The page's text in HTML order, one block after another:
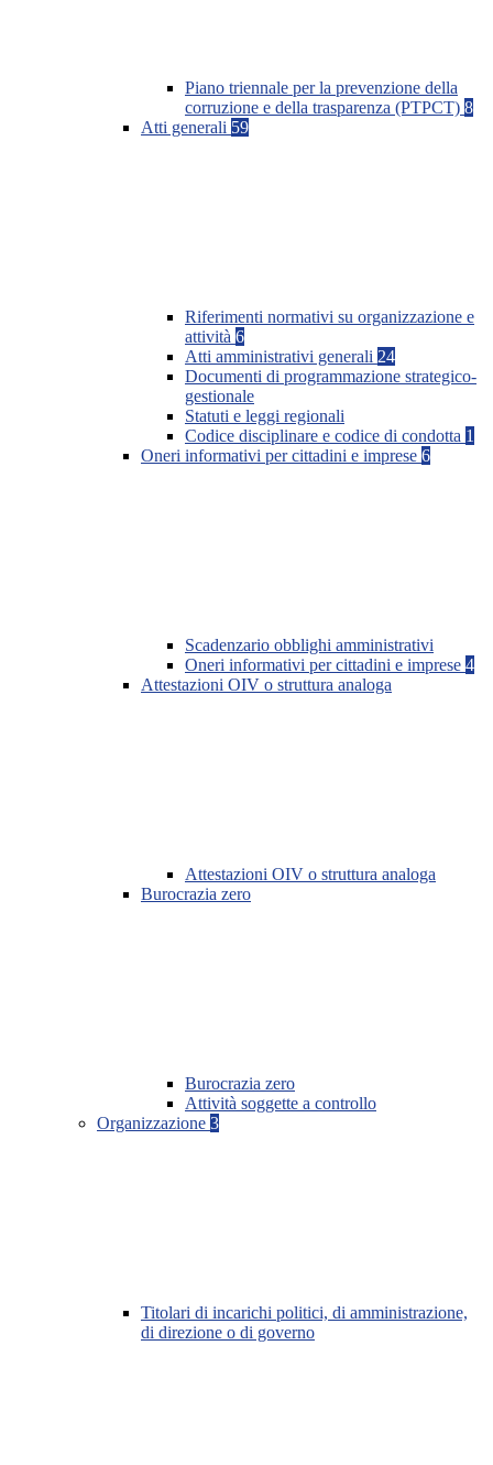
Piano triennale per la prevenzione della
corruzione e della trasparenza (PTPCT) 8
Atti generali 59
Riferimenti normativi su organizzazione e
attività 6
Atti amministrativi generali 24
Documenti di programmazione strategico-
gestionale
Statuti e leggi regionali
Codice disciplinare e codice di condotta 1
Oneri informativi per cittadini e imprese 6
Scadenzario obblighi amministrativi
Oneri informativi per cittadini e imprese 4
Attestazioni OIV o struttura analoga
Attestazioni OIV o struttura analoga
Burocrazia zero
Burocrazia zero
Attività soggette a controllo
Organizzazione 3
Titolari di incarichi politici, di amministrazione,
di direzione o di governo